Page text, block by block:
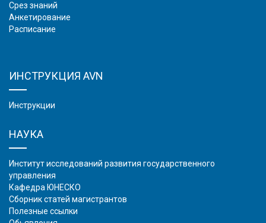
Срез знаний
Анкетирование
Расписание
ИНСТРУКЦИЯ AVN
Инструкции
НАУКА
Институт исследований развития государственного
управления
Кафедра ЮНЕСКО
Сборник статей магистрантов
Полезные ссылки